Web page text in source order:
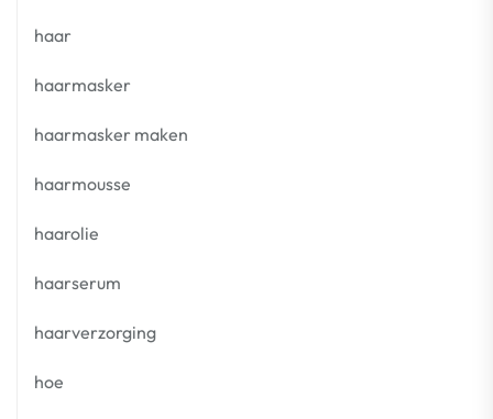
haar
haarmasker
haarmasker maken
haarmousse
haarolie
haarserum
haarverzorging
hoe